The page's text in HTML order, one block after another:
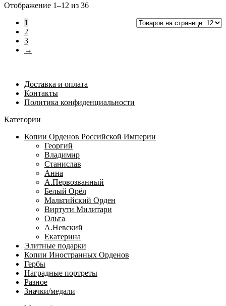
Отображение 1–12 из 36
1
2
3
→
Доставка и оплата
Контакты
Политика конфиденциальности
Категории
Копии Орденов Российской Империи
Георгий
Владимир
Станислав
Анна
А.Первозванный
Белый Орёл
Мальтийский Орден
Виртути Милитари
Ольга
А.Невский
Екатерина
Элитные подарки
Копии Иностранных Орденов
Гербы
Наградные портреты
Разное
Значки/медали